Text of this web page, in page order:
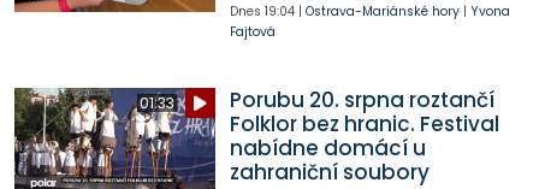
Dnes 19:04| Ostrava-Mariánské hory| Yvona
Fajtová
01:33
Porubu 20. srpna roztančí
Folklor bez hranic. Festival
nabídne domácí u
zahraniční soubory